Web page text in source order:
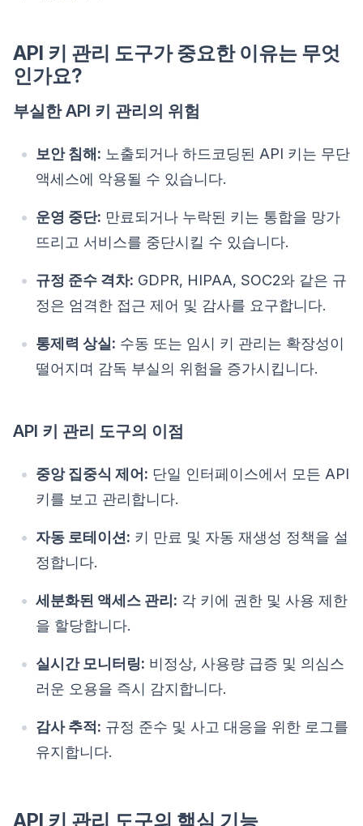
API 키 관리 도구가 중요한 이유는 무엇
인가요?
부실한 API 키 관리의 위험
보안 침해: 노출되거나 하드코딩된 API 키는 무단
액세스에 악용될 수 있습니다.
운영 중단: 만료되거나 누락된 키는 통합을 망가
뜨리고 서비스를 중단시킬 수 있습니다.
규정 준수 격차: GDPR, HIPAA, SOC2와 같은 규
정은 엄격한 접근 제어 및 감사를 요구합니다.
통제력 상실: 수동 또는 임시 키 관리는 확장성이
떨어지며 감독 부실의 위험을 증가시킵니다.
API 키 관리 도구의 이점
중앙 집중식 제어: 단일 인터페이스에서 모든 API
키를 보고 관리합니다.
자동 로테이션: 키 만료 및 자동 재생성 정책을 설
정합니다.
세분화된 액세스 관리: 각 키에 권한 및 사용 제한
을 할당합니다.
실시간 모니터링: 비정상, 사용량 급증 및 의심스
러운 오용을 즉시 감지합니다.
감사 추적: 규정 준수 및 사고 대응을 위한 로그를
유지합니다.
API 키 관리 도구의 핵심 기능